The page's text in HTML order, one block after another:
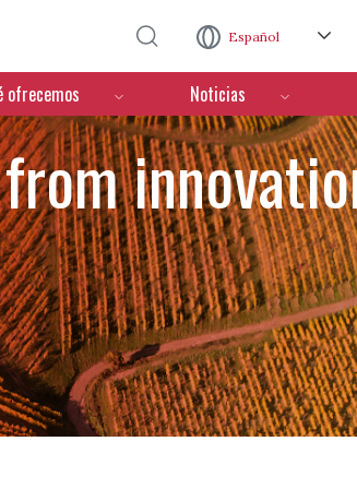
Español
ofrecemos Noticias